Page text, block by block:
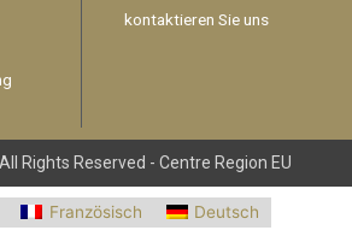
kontaktieren Sie uns
Rights Reserved - Centre Region EU
Französisch Deutsch